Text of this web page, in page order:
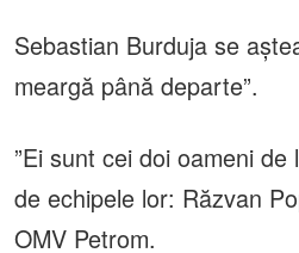
Sebastian Burduja se
meargă până departe”.
”Ei sunt cei doi oameni
de echipele lor: Răzvan
OMV Petrom.